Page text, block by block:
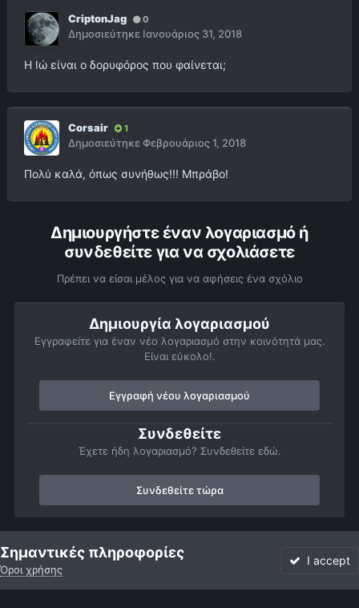
CriptonJag 0
Δημοσιεύτηκε Ιανουάριος 31, 2018
Η Ιώ είναι ο δορυφόρος που φαίνεται;
Corsair 1
ΔημοσιεύτηκεΦεβρουάριος 1, 2018
Πολύ καλά, όπως συνήθως!!! Μπράβο!
Δημιουργήστε έναν λογαριασμό ή
συνδεθείτε για να σχολιάσετε
Πρέπει να είσαι μέλος για να αφήσεις ένα σχόλιο
Δημιουργία λογαριασμού
Εγγραφείτε για έναν νέο λογαριασμό στην κοινότητά μας.
Είναι εύκολο!.
Εγγραφή νέου λογαριασμού
Συνδεθείτε
Έχετε ήδη λογαριασμό? Συνδεθείτε εδώ.
Συνδεθείτε τώρα
Αρχή Αστροφωτογραφίες Πλανήτες
Σημαντικές πληροφορίες
Όροι χρήσης
I accept
Forum